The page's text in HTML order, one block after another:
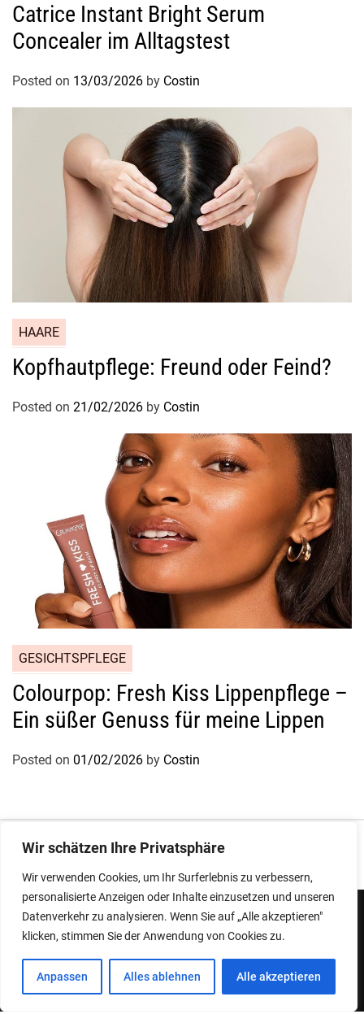
Wir schätzen Ihre Privatsphäre
Wir verwenden Cookies, um Ihr Surferlebnis zu verbessern,
personalisierte Anzeigen oder Inhalte einzusetzen und unseren
Datenverkehr zu analysieren. Wenn Sie auf „Alle akzeptieren"
klicken, stimmen Sie der Anwendung von Cookies zu.
Anpassen Alles ablehnen Alle akzeptieren
Catrice Instant Bright Serum
Concealer im Alltagstest
Posted on 13/03/2026 by Costin
HAARE
Kopfhautpflege: Freund oder Feind?
Posted on 21/02/2026 by Costin
GESICHTSPFLEGE
Colourpop: Fresh Kiss Lippenpflege –
Ein süßer Genuss für meine Lippen
Posted on 01/02/2026 by Costin
Designed & Developed by ThemeinWP Team